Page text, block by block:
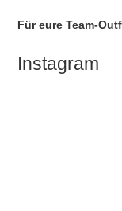
Für eure Team-
Instagram